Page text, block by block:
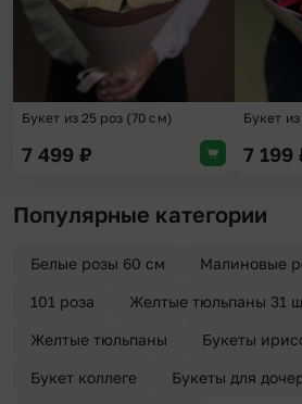
Букет из 25 роз (70 см)
7 499 ₽
Букет
7 199
Популярные категории
Белые розы 60 см Малиновые
101 роза Желтые тюльпаны 31
Желтые тюльпаны Букеты
Букет коллеге Букеты для